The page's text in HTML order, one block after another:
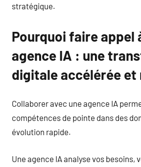
stratégique.
Pourquoi faire appel
agence IA : une
digitale accélérée et
Collaborer avec une agence IA
compétences de pointe dans des
évolution rapide.
Une agence IA analyse vos besoins,